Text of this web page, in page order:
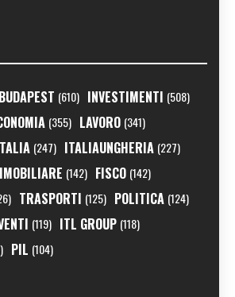
BUDAPEST (610) INVESTIMENTI (508)
(355) LAVORO (341)
(247) ITALIAUNGHERIA (227)
(142) FISCO (142)
TRASPORTI (125) POLITICA (124)
(119) ITL GROUP (118)
PIL (104)